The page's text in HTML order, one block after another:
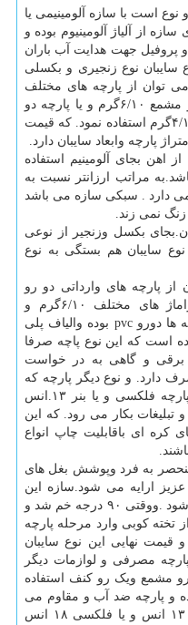
است با سازه آلومینیمی یا
از آلیاژ آلومینیوم بوده و
پروفیل جهت هدایت آب باران
نوع زنجیری و بکسلی
توان از پارچه های مختلف
استفاده نمود. سایبانی با پارچه دو رو مشمع ۶/۱۰گرم و یا پارچه دو
رو مشمع در گراماژ۵/۵۰ و یا پارچه ۴/۱۰گرم استفاده نمود. که قیمت
پارچه وابعاد سایبان دارد.
اهن بجای آلومینیم استفاده
مراتب ارزانتر نسبت به
دارد . سبکی سازه می باشد
زنگ نمی زند.
بکسل وزنجیر از نوعی
سایبان هم بستگی به نوع
از پارچه های وارداتی دو رو
مشمع استفاده می شود. و در گراماژ های مختلف ۶/۱۰گرم و
۵/۵۰گرم و۴۱۰گرم. که این نوع پارچه ها دورو pvc بوده والیاف پلی
شده است که این نوع پاچه صرفا
و گاهی به در خواست
دارد. و نوع دیگر پارچه که
دراین نوع سایبان مصرف می شود پارچه فلکسی و یا بنر ۱۳.انس
بکار می رود. که این
کره ای باقابلیت چاپ انواع
منحصر به فرد وپوشش بغل های
عزیز ارایه می شود.سازه این
نوع سایبان از پروفیل بوده ونورد می شود .ووقتی ۹۰ درجه خم شد و
تخته کوبی وارد مرحله پارچه
نهایی این نوع سایبان
مصرفی و لوازمات دیگر
مشمع ویک رو کنف استفاده
و پارچه ضد آب و مقاوم می
باشد. و نوع دیگر پارچه مصرفی بنر ۱۳ انس و یا فلکسی ۱۸ انس